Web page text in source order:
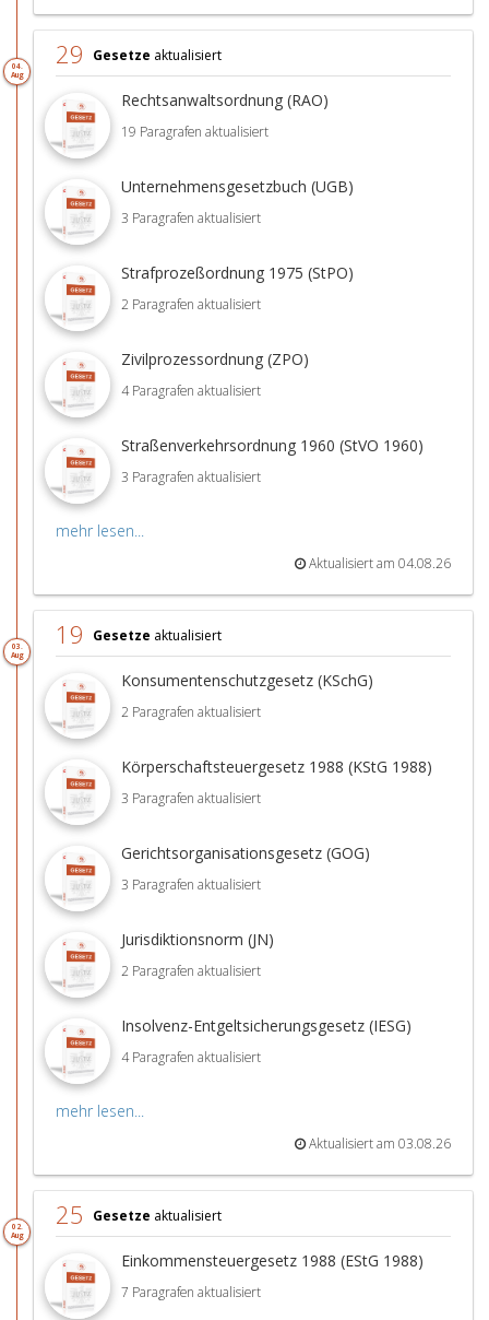
04.
Aug
29 Gesetze aktualisiert
Rechtsanwaltsordnung (RAO)
19 Paragrafen aktualisiert
Unternehmensgesetzbuch (UGB)
3 Paragrafen aktualisiert
Strafprozeßordnung 1975 (StPO)
2 Paragrafen aktualisiert
Zivilprozessordnung (ZPO)
4 Paragrafen aktualisiert
Straßenverkehrsordnung 1960 (StVO 1960)
3 Paragrafen aktualisiert
mehr lesen...
Aktualisiert am 04.08.26
03.
Aug
19 Gesetze aktualisiert
Konsumentenschutzgesetz (KSchG)
2 Paragrafen aktualisiert
Körperschaftsteuergesetz 1988 (KStG 1988)
3 Paragrafen aktualisiert
Gerichtsorganisationsgesetz (GOG)
3 Paragrafen aktualisiert
Jurisdiktionsnorm (JN)
2 Paragrafen aktualisiert
Insolvenz-Entgeltsicherungsgesetz (IESG)
4 Paragrafen aktualisiert
mehr lesen...
Aktualisiert am 03.08.26
02.
Aug
25 Gesetze aktualisiert
Einkommensteuergesetz 1988 (EStG 1988)
7 Paragrafen aktualisiert